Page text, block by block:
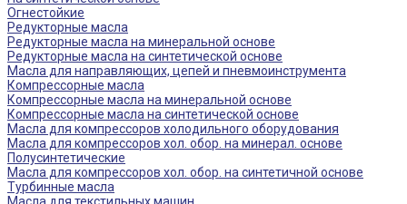
Огнестойкие
Редукторные масла
Редукторные масла на минеральной основе
Редукторные масла на синтетической основе
Масла для направляющих, цепей и пневмоинструмента
Компрессорные масла
Компрессорные масла на минеральной основе
Компрессорные масла на синтетической основе
Масла для компрессоров холодильного оборудования
Масла для компрессоров хол. обор. на минерал. основе
Полусинтетические
Масла для компрессоров хол. обор. на синтетичной основе
Турбинные масла